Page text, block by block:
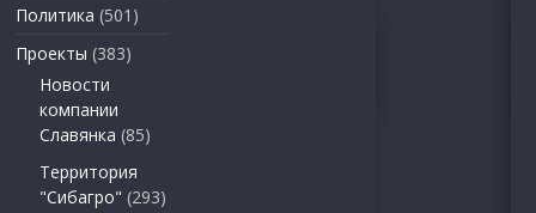
Политика (501)
Проекты (383)
Новости
компании
Славянка (85)
Территория
"Сибагро" (293)